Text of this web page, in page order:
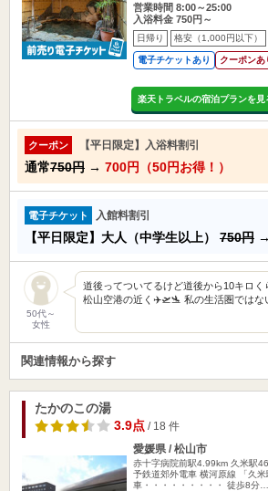
営業時間 8:00～25:00
入浴料金 750円～
日帰り 格安（1,000円以下）
電子チケットあり クーポンあ
楽天トラベルの宿泊プランを見
クーポン 【平日限定】入浴料割引
通常750円 → 700円（50円お得！）
電子チケット 入館料割引
【平日限定】大人（中学生以上） 750円 →
50代～
女性
道後ってついてるけど道後から10キロ
松山空港の近く✈️🛫🛬 私の生活圏ではな
関連情報から探す
たかのこの湯
3.9点/ 18 件
愛媛県 / 松山市
赤十字病院前駅4.99km 久米駅
予鉄道郊外電車 横河原線 「久米
車・・・・・・・・・ 徒歩8分…